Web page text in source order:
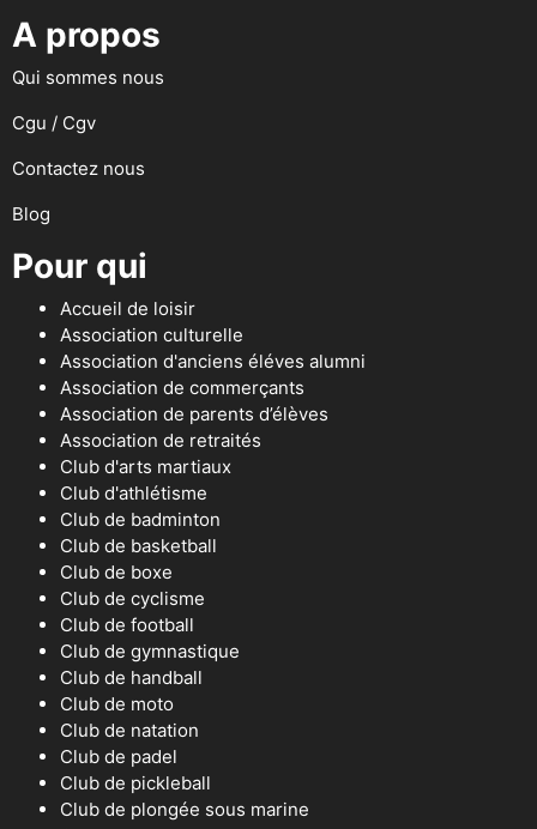
A propos
Qui sommes nous
Cgu / Cgv
Contactez nous
Blog
Pour qui
Accueil de loisir
Association culturelle
Association d'anciens éléves alumni
Association de commerçants
Association de parents d’élèves
Association de retraités
Club d'arts martiaux
Club d'athlétisme
Club de badminton
Club de basketball
Club de boxe
Club de cyclisme
Club de football
Club de gymnastique
Club de handball
Club de moto
Club de natation
Club de padel
Club de pickleball
Club de plongée sous marine